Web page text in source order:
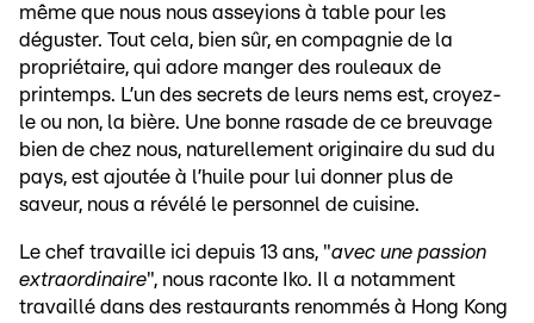
même que nous nous asseyions à table pour les
déguster. Tout cela, bien sûr, en compagnie de la
propriétaire, qui adore manger des rouleaux de
printemps. L’un des secrets de leurs nems est, croyez-
le ou non, la bière. Une bonne rasade de ce breuvage
bien de chez nous, naturellement originaire du sud du
pays, est ajoutée à l’huile pour lui donner plus de
saveur, nous a révélé le personnel de cuisine.
Le chef travaille ici depuis 13 ans, "avec une passion
extraordinaire", nous raconte Iko. Il a notamment
travaillé dans des restaurants renommés à Hong Kong